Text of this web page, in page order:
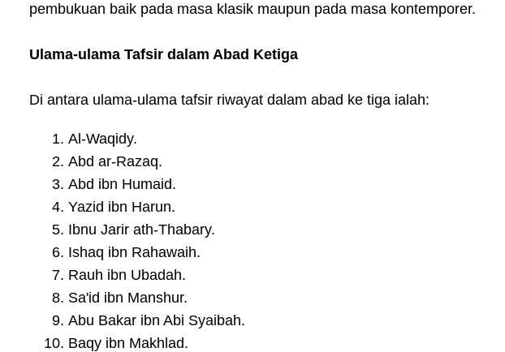
pembukuan baik pada masa klasik maupun pada masa kontemporer.
Ulama-ulama Tafsir dalam Abad Ketiga
Di antara ulama-ulama tafsir riwayat dalam abad ke tiga ialah:
Al-Waqidy.
Abd ar-Razaq.
Abd ibn Humaid.
Yazid ibn Harun.
Ibnu Jarir ath-Thabary.
Ishaq ibn Rahawaih.
Rauh ibn Ubadah.
Sa'id ibn Manshur.
Abu Bakar ibn Abi Syaibah.
Baqy ibn Makhlad.